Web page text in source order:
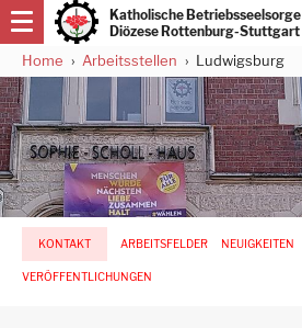
Direkt
zum
Inhalt
Katholische Betriebsseelsorge
Diözese Rottenburg-Stuttgart
Pfadnavigation
Home Arbeitsstellen Ludwigsburg
Hauptnavigation
-
3.
KONTAKT ARBEITSFELDER NEUIGKEITEN
VERÖFFENTLICHUNGEN